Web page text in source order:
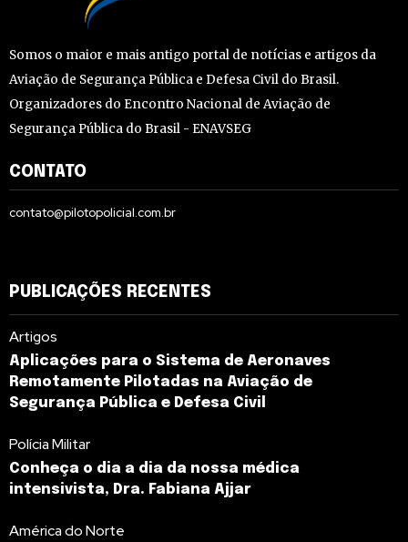
Somos o maior e mais antigo portal de notícias e artigos da
Aviação de Segurança Pública e Defesa Civil do Brasil.
Organizadores do Encontro Nacional de Aviação de
Segurança Pública do Brasil - ENAVSEG
CONTATO
contato@pilotopolicial.com.br
PUBLICAÇÕES RECENTES
Artigos
Aplicações para o Sistema de Aeronaves
Remotamente Pilotadas na Aviação de
Segurança Pública e Defesa Civil
Polícia Militar
Conheça o dia a dia da nossa médica
intensivista, Dra. Fabiana Ajjar
América do Norte